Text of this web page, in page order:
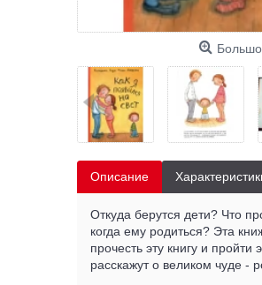
Описание
Откуда берутся дети? Что
когда ему родиться? Эта
прочесть эту книгу и
расскажут о великом чуде -